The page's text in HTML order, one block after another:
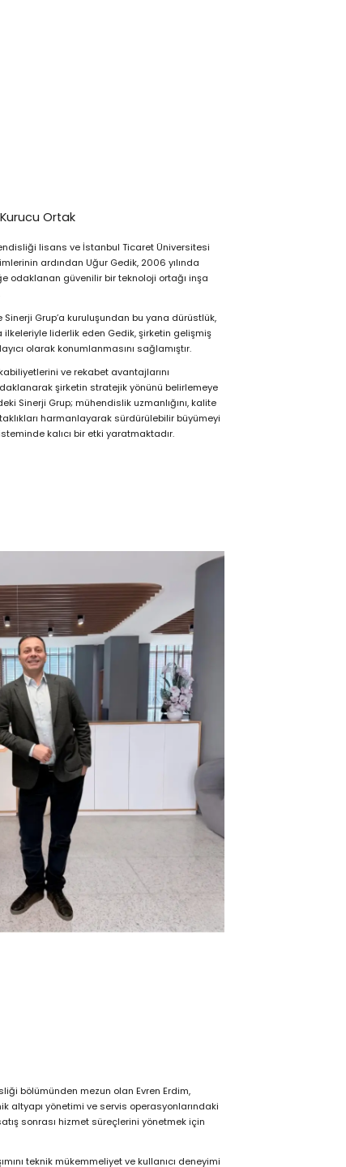
Ortak
lisans ve İstanbul Ticaret Üniversitesi
ardından Uğur Gedik, 2006 yılında
odaklanan güvenilir bir teknoloji ortağı inşa
Sinerji Grup’a kuruluşundan bu yana dürüstlük,
liderlik eden Gedik, şirketin gelişmiş
olarak konumlanmasını sağlamıştır.
ve rekabet avantajlarını
şirketin stratejik yönünü belirlemeye
Sinerji Grup; mühendislik uzmanlığını, kalite
harmanlayarak sürdürülebilir büyümeyi
kalıcı bir etki yaratmaktadır.
bölümünden mezun olan Evren Erdim,
altyapı yönetimi ve servis operasyonlarındaki
sonrası hizmet süreçlerini yönetmek için
teknik mükemmeliyet ve kullanıcı deneyimi